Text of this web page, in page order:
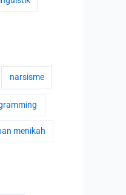
narsisme
menikah